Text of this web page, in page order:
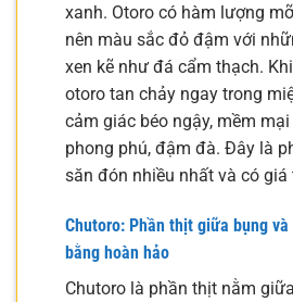
xanh. Otoro có hàm lượng
nên màu sắc đỏ đậm với
xen kẽ như đá cẩm thạch.
otoro tan chảy ngay trong
cảm giác béo ngậy, mềm
phong phú, đậm đà. Đây là
săn đón nhiều nhất và có
Chutoro: Phần thịt giữa bụng
bằng hoàn hảo
Chutoro là phần thịt nằm